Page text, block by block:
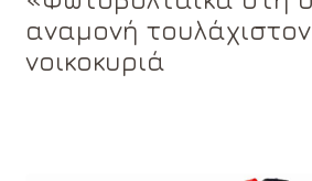
αναμονή
νοικοκυριά